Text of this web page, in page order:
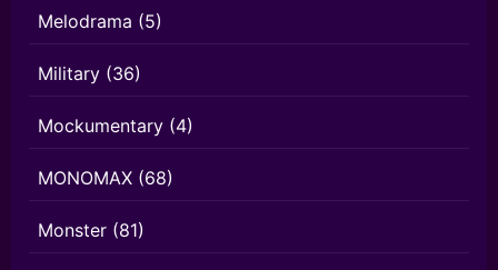
Melodrama (5)
Military (36)
Mockumentary (4)
MONOMAX (68)
Monster (81)